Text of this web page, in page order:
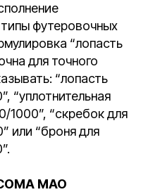
типы футеровочных
“лопасть
для точного
“лопасть
“уплотнительная
1000”, “скребок для
или “броня для
MAO